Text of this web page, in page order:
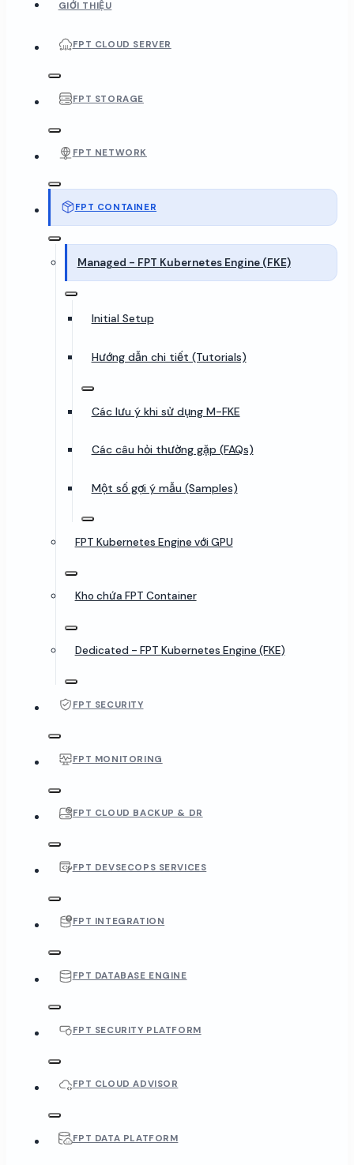
GIỚI THIỆU
FPT CLOUD SERVER
FPT STORAGE
FPT NETWORK
FPT CONTAINER
Managed - FPT Kubernetes Engine (FKE)
Initial Setup
Hướng dẫn chi tiết (Tutorials)
Các lưu ý khi sử dụng M-FKE
Các câu hỏi thường gặp (FAQs)
Một số gợi ý mẫu (Samples)
FPT Kubernetes Engine với GPU
Kho chứa FPT Container
Dedicated - FPT Kubernetes Engine (FKE)
FPT SECURITY
FPT MONITORING
FPT CLOUD BACKUP & DR
FPT DEVSECOPS SERVICES
FPT INTEGRATION
FPT DATABASE ENGINE
FPT SECURITY PLATFORM
FPT CLOUD ADVISOR
FPT DATA PLATFORM